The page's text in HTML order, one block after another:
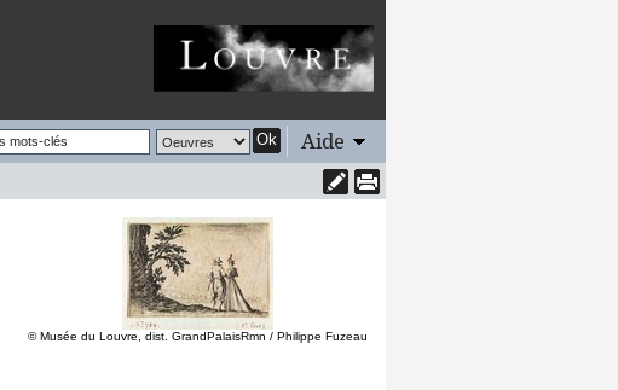
Ok Aide
© Musée du Louvre, dist. GrandPalaisRmn / Philippe Fuzeau